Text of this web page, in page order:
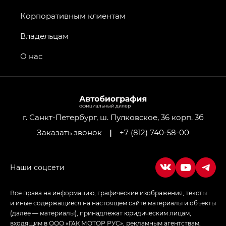
GT, Джи Эль — GL
GS4 — Джи Эс 4 (GS4) в комплектациях Джи Би
привод — GB AWD, Джи Эль Полный привод —
Джи Ти — GT, Джи Икс — GX,
Джи Икс ПРЕМИУМ — GX PREMIUM, ЛАУНЖ —
LOUNGE
Empow — Эмпау (Empow) в комплектации
г. Санкт-Петербург, ш. Пулковское, 36 корп. 3б
Заказать звонок
| +7 (812) 740-58-00
Корпоративным клиентам
Владельцам
О нас
Все права на информацию, графические изображения, тексты
и иные содержащиеся на настоящем сайте материалы и объекты
(далее — материалы), принадлежат юридическим лицам,
входящим в ООО «ГАК МОТОР РУС», рекламным агентствам,